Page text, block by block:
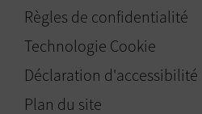
Règles de confidentialité
Technologie Cookie
Déclaration d'accessibilité
Plan du site